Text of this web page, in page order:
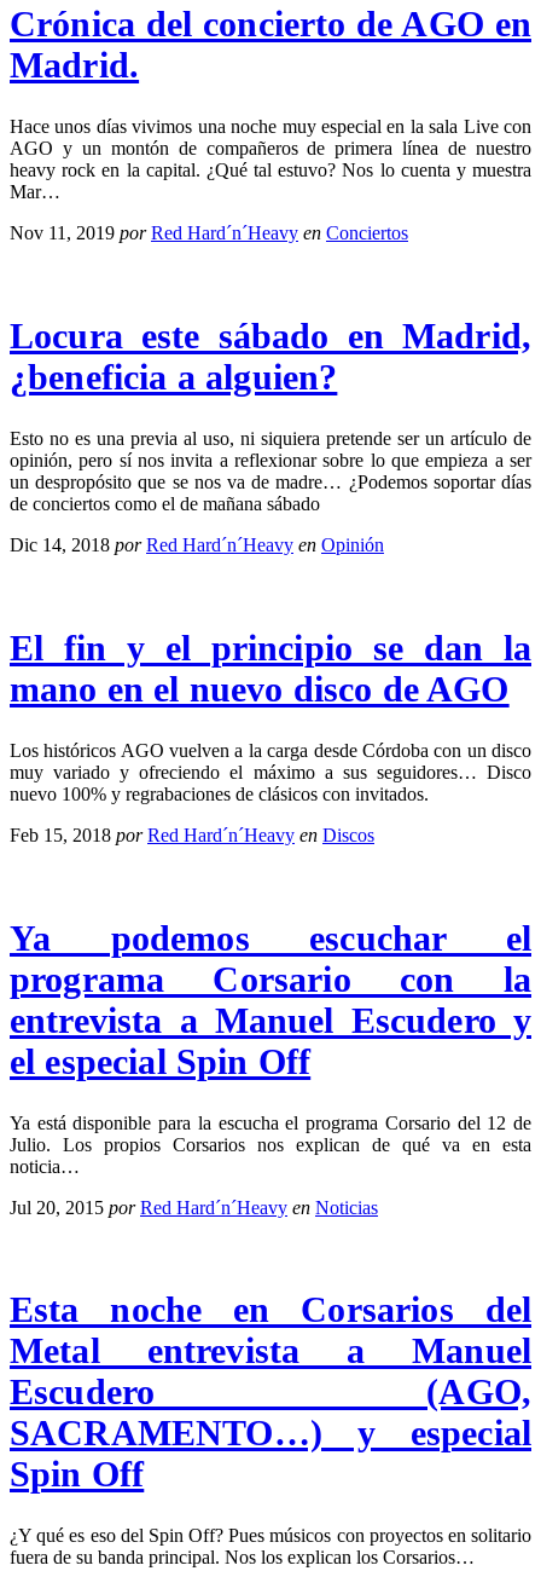
Crónica del concierto de AGO en
Madrid.
Hace unos días vivimos una noche muy especial en la sala Live con
AGO y un montón de compañeros de primera línea de nuestro
heavy rock en la capital. ¿Qué tal estuvo? Nos lo cuenta y muestra
Mar…
Nov 11, 2019 por Red Hard´n´Heavy en Conciertos
Locura este sábado en Madrid,
¿beneficia a alguien?
Esto no es una previa al uso, ni siquiera pretende ser un artículo de
opinión, pero sí nos invita a reflexionar sobre lo que empieza a ser
un despropósito que se nos va de madre… ¿Podemos soportar días
de conciertos como el de mañana sábado
Dic 14, 2018 por Red Hard´n´Heavy en Opinión
El fin y el principio se dan la
mano en el nuevo disco de AGO
Los históricos AGO vuelven a la carga desde Córdoba con un disco
muy variado y ofreciendo el máximo a sus seguidores… Disco
nuevo 100% y regrabaciones de clásicos con invitados.
Feb 15, 2018 por Red Hard´n´Heavy en Discos
Ya podemos escuchar el
programa Corsario con la
entrevista a Manuel Escudero y
el especial Spin Off
Ya está disponible para la escucha el programa Corsario del 12 de
Julio. Los propios Corsarios nos explican de qué va en esta
noticia…
Jul 20, 2015 por Red Hard´n´Heavy en Noticias
Esta noche en Corsarios del
Metal entrevista a Manuel
Escudero (AGO,
SACRAMENTO…) y especial
Spin Off
¿Y qué es eso del Spin Off? Pues músicos con proyectos en solitario
fuera de su banda principal. Nos los explican los Corsarios…